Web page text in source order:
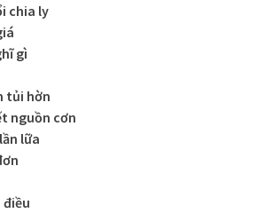
chia ly
gì
tủi hờn
nguồn cơn
lữa